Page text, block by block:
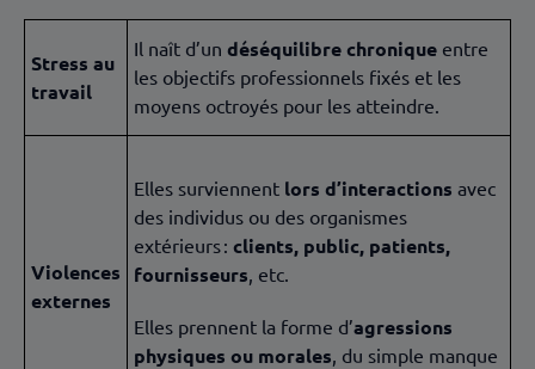
Stress au
travail
Il naît d’un déséquilibre chronique entre
les objectifs professionnels fixés et les
moyens octroyés pour les atteindre.
Violences
externes
Elles surviennent lors d’interactions avec
des individus ou des organismes
extérieurs : clients, public, patients,
fournisseurs, etc.
Elles prennent la forme d’agressions
physiques ou morales, du simple manque